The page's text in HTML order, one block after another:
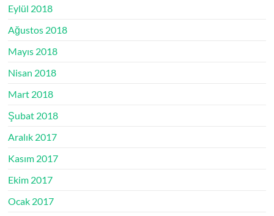
Eylül 2018
Ağustos 2018
Mayıs 2018
Nisan 2018
Mart 2018
Şubat 2018
Aralık 2017
Kasım 2017
Ekim 2017
Ocak 2017